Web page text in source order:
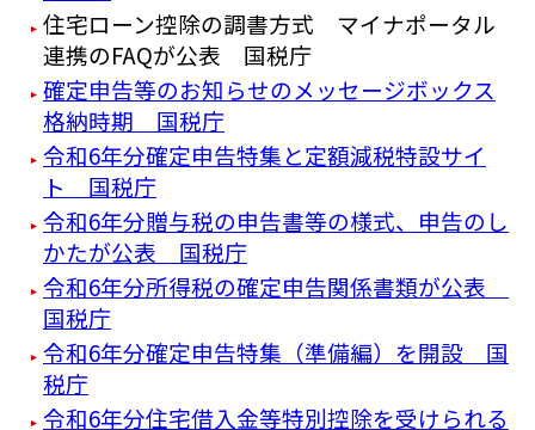
住宅ローン控除の調書方式 マイナポータル
連携のFAQが公表 国税庁
確定申告等のお知らせのメッセージボックス
格納時期 国税庁
令和6年分確定申告特集と定額減税特設サイ
ト 国税庁
令和6年分贈与税の申告書等の様式、申告のし
かたが公表 国税庁
令和6年分所得税の確定申告関係書類が公表
国税庁
令和6年分確定申告特集（準備編）を開設 国
税庁
令和6年分住宅借入金等特別控除を受けられる